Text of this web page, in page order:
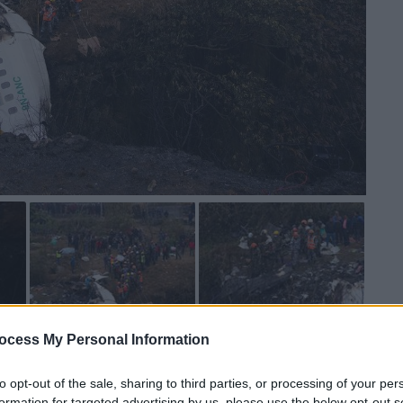
My Personal Information
opt-out of the sale, sharing to third parties, or processing of your
το ΕΘΝΟΣ στη Google
Airlines που συνετρίβη τηνΚυριακήστο